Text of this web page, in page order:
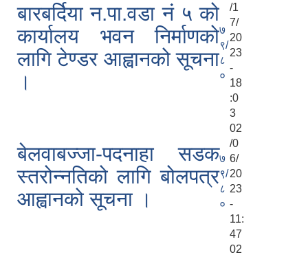
बारबर्दिया न.पा.वडा नं ५ को
कार्यालय भवन निर्माणको
लागि टेण्डर आह्वानको सूचना
।
७
९/
८
०
/1
7/
20
23
-
18
:0
3
बेलवाबज्जा-पदनाहा सडक
स्तरोन्नतिको लागि बोलपत्र
आह्वानको सूचना ।
७
९/
८
०
02
/0
6/
20
23
-
11:
47
02